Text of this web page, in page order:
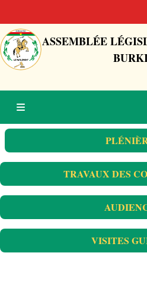
ASSEMBLÉE
TRAVAUX DES
VISITES